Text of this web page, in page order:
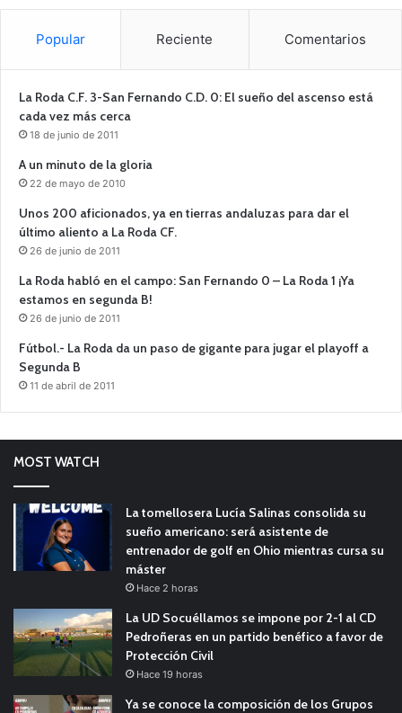
Popular Reciente Comentarios
La Roda C.F. 3-San Fernando C.D. 0: El sueño del ascenso está
cada vez más cerca
18 de junio de 2011
A un minuto de la gloria
22 de mayo de 2010
Unos 200 aficionados, ya en tierras andaluzas para dar el
último aliento a La Roda CF.
26 de junio de 2011
La Roda habló en el campo: San Fernando 0 – La Roda 1 ¡Ya
estamos en segunda B!
26 de junio de 2011
Fútbol.- La Roda da un paso de gigante para jugar el playoff a
Segunda B
11 de abril de 2011
MOST WATCH
La tomellosera Lucía Salinas consolida su
sueño americano: será asistente de
entrenador de golf en Ohio mientras cursa su
máster
Hace 2 horas
La UD Socuéllamos se impone por 2-1 al CD
Pedroñeras en un partido benéfico a favor de
Protección Civil
Hace 19 horas
Ya se conoce la composición de los Grupos